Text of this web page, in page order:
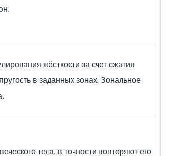
жёсткости за счет сжатия
в заданных зонах. Зональное
тела, в точности повторяют его